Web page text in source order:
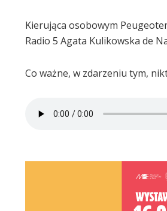
Kierująca osobowym
Radio 5 Agata Kulikowska de
Co ważne, w zdarzeniu tym,